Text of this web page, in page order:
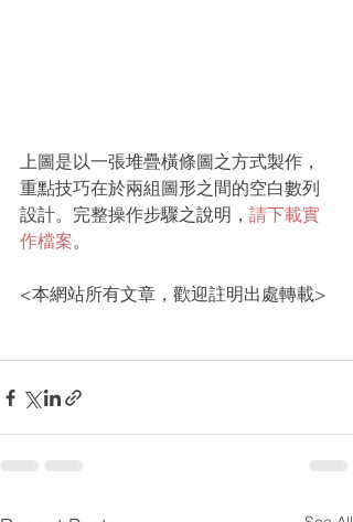
上圖是以一張堆疊橫條圖之方式製作，
重點技巧在於兩組圖形之間的空白數列
設計。完整操作步驟之說明， 請下載實
作檔案。
<本網站所有文章，歡迎註明出處轉載>